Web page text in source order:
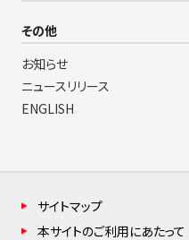
その他
お知らせ
ニュースリリース
ENGLISH
サイトマップ
本サイトのご利用にあたって